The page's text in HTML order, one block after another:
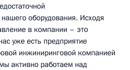
оборудования. Исходя
в компании – это
уже есть предприятие
инжиниринговой компанией
активно работаем над